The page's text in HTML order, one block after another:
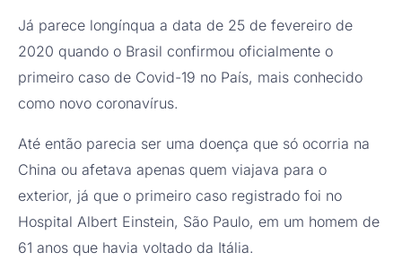
Já parece longínqua a data de 25 de fevereiro de
2020 quando o Brasil confirmou oficialmente o
primeiro caso de Covid-19 no País, mais conhecido
como novo coronavírus.
Até então parecia ser uma doença que só ocorria na
China ou afetava apenas quem viajava para o
exterior, já que o primeiro caso registrado foi no
Hospital Albert Einstein, São Paulo, em um homem de
61 anos que havia voltado da Itália.